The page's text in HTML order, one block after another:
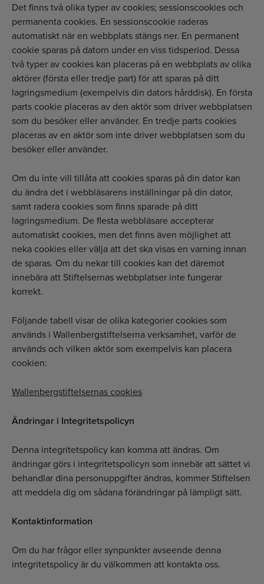
Det finns två olika typer av cookies; sessionscookies och
permanenta cookies. En sessionscookie raderas
automatiskt när en webbplats stängs ner. En permanent
cookie sparas på datorn under en viss tidsperiod. Dessa
två typer av cookies kan placeras på en webbplats av olika
aktörer (första eller tredje part) för att sparas på ditt
lagringsmedium (exempelvis din dators hårddisk). En första
parts cookie placeras av den aktör som driver webbplatsen
som du besöker eller använder. En tredje parts cookies
placeras av en aktör som inte driver webbplatsen som du
besöker eller använder.
Om du inte vill tillåta att cookies sparas på din dator kan
du ändra det i webbläsarens inställningar på din dator,
samt radera cookies som finns sparade på ditt
lagringsmedium. De flesta webbläsare accepterar
automatiskt cookies, men det finns även möjlighet att
neka cookies eller välja att det ska visas en varning innan
de sparas. Om du nekar till cookies kan det däremot
innebära att Stiftelsernas webbplatser inte fungerar
korrekt.
Följande tabell visar de olika kategorier cookies som
används i Wallenbergstiftelserna verksamhet, varför de
används och vilken aktör som exempelvis kan placera
cookien:
Wallenbergstiftelsernas cookies
Ändringar i Integritetspolicyn
Denna integritetspolicy kan komma att ändras. Om
ändringar görs i integritets­policyn som innebär att sättet vi
behandlar dina personuppgifter ändras, kommer Stiftelsen
att meddela dig om sådana förändringar på lämpligt sätt.
Kontaktinformation
Om du har frågor eller synpunkter avseende denna
integritetspolicy är du välkommen att kontakta oss.